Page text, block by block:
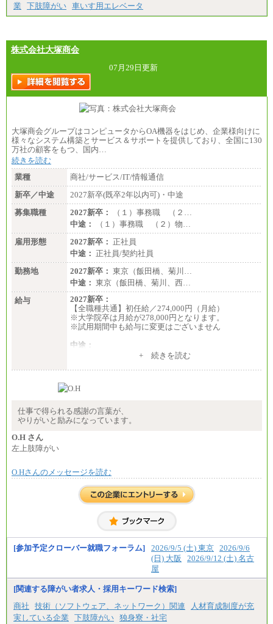
業
下肢障がい 車いす用エレベータ
株式会社大塚商会
07月29日更新
大塚商会グループはコンピュータからOA機器をはじめ、企業様向けに
様々なシステム構築とサービス＆サポートを提供しており、全国に130
万社の顧客をもつ、国内…
続きを読む
業種
商社/サービス/IT/情報通信
新卒／中途
2027新卒(既卒2年以内可)・中途
募集職種
2027新卒：
（１）事務職 （２…
中途：
（１）事務職 （２）物…
雇用形態
2027新卒： 正社員
中途： 正社員/契約社員
勤務地
2027新卒： 東京（飯田橋、菊川…
中途： 東京（飯田橋、菊川、西…
給与
2027新卒：
【全職種共通】初任給／274,000円（月給）
※大学院卒は月給が278,000円となります。
※試用期間中も給与に変更はございません
中途：
（１）～（４）274,000円（月給）～
※経験・年齢などを考慮のうえ、当社規程により優
※業務内容・勤務形態に応じて、上記給与の範囲内
※試用期間中も給与に変更はございません
+ 続きを読む
仕事で得られる感謝の言葉が、
やりがいと励みになっています。
O.H さん
左上肢障がい
O.Hさんのメッセージを読む
[参加予定クローバー就職フォーラム] 2026/9/5 (土) 東京 2026/9/6
(日) 大阪
2026/9/12 (土) 名古
屋
[関連する障がい者求人・採用キーワード検索]
商社
技術（ソフトウェア、ネットワーク）関連
人材育成制度が充
実している企業
下肢障がい 独身寮・社宅